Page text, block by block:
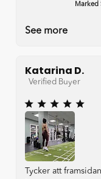
Marked
See more
Katarina D.
Verified Buyer
Tycker att